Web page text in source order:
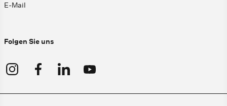
E-Mail
Folgen Sie uns